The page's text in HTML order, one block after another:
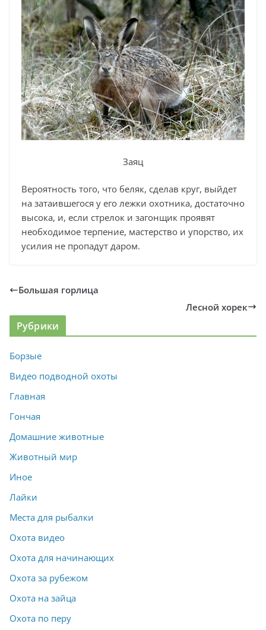
Заяц
Вероятность того, что беляк, сделав круг, выйдет
на затаившегося у его лежки охотника, достаточно
высока, и, если стрелок и загонщик проявят
необходимое терпение, мастерство и упорство, их
усилия не пропадут даром.
Большая горлица
Лесной хорек
Рубрики
Борзые
Видео подводной охоты
Главная
Гончая
Домашние животные
Животный мир
Иное
Лайки
Места для рыбалки
Охота видео
Охота для начинающих
Охота за рубежом
Охота на зайца
Охота по перу